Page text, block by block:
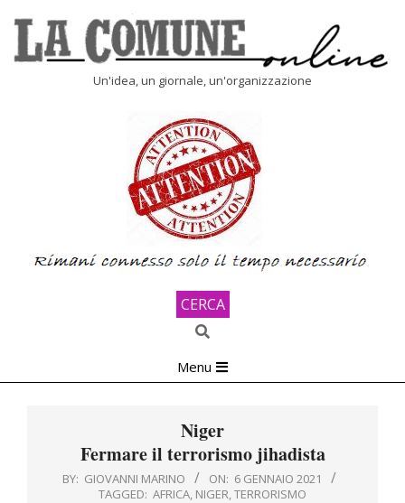
content
Un'idea, un giornale, un'organizzazione
CERCA
Search
Navigation
Menu
Niger
Fermare il terrorismo jihadista
BY: GIOVANNI MARINO ON: 6 GENNAIO 2021
TAGGED: AFRICA, NIGER,TERRORISMO